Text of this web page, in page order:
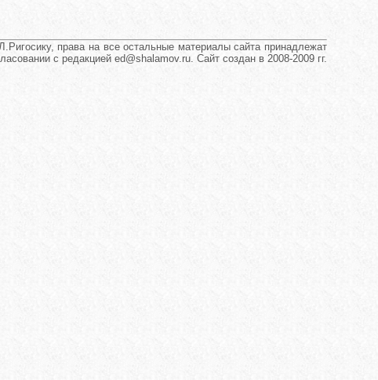
права на все остальные материалы сайта принадлежат
с редакцией ed@shalamov.ru. Сайт создан в 2008-2009 гг.